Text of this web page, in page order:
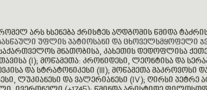
არს ხსენება ქრისტეს აღდგომის წმიდა
უფლის პატიოსანი და ცხოველსმყოფელი
მნათობისა, კახეთის დედოფლისა
(I); მოწამეთა: კრონიდესი, ლეონტისა და
და სტრატონიკესი (III); მოწამეთა მაკროვოსი
ლუკიანესი და ვალერიანესი (IV); ღირსი პეტრე